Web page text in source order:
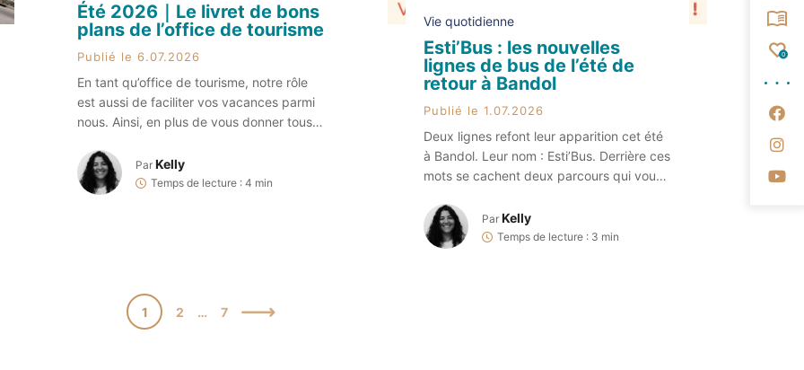
0
Été 2026｜Le livret de bons
plans de l’office de tourisme
Publié le 6.07.2026
En tant qu’office de tourisme, notre rôle
est aussi de faciliter vos vacances parmi
nous. Ainsi, en plus de vous donner tous
idyllique à Bandol, nous formons
également chaque année des
Par Kelly
Temps de lecture : 4 min
Vie quotidienne
Esti’Bus : les nouvelles
lignes de bus de l’été de
retour à Bandol
Publié le 1.07.2026
Deux lignes refont leur apparition cet été
à Bandol. Leur nom : Esti’Bus. Derrière ces
mots se cachent deux parcours qui vous
pays, les villes côtières comme Bandol,
Sanary-sur-mer ou encore Saint-Cyr-sur-
Par Kelly
Temps de lecture : 3 min
1 2 … 7